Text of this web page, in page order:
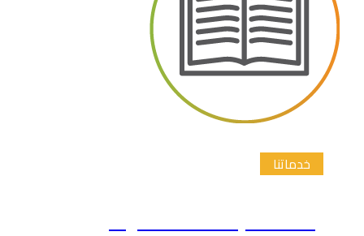
خدماتنا
إعداد الابحاث العلمية و